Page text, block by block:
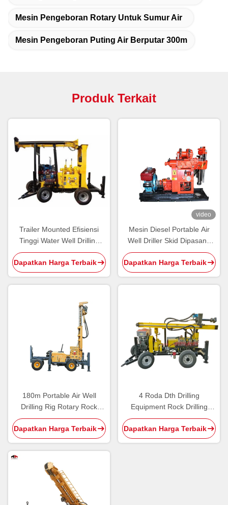
Mesin Pengeboran Rotary Untuk Sumur Air
Mesin Pengeboran Puting Air Berputar 300m
Produk Terkait
Trailer Mounted Efisiensi
Tinggi Water Well Drilling
Machine 400m Mud Drilling
Capacity
Dapatkan Harga Terbaik
video
Mesin Diesel Portable Air
Well Driller Skid Dipasang
Rotary 180m
Dapatkan Harga Terbaik
180m Portable Air Well
Drilling Rig Rotary Rock
Hydraulic
Dapatkan Harga Terbaik
4 Roda Dth Drilling
Equipment Rock Drilling
Machine Untuk 110m Air
Sumur
Dapatkan Harga Terbaik